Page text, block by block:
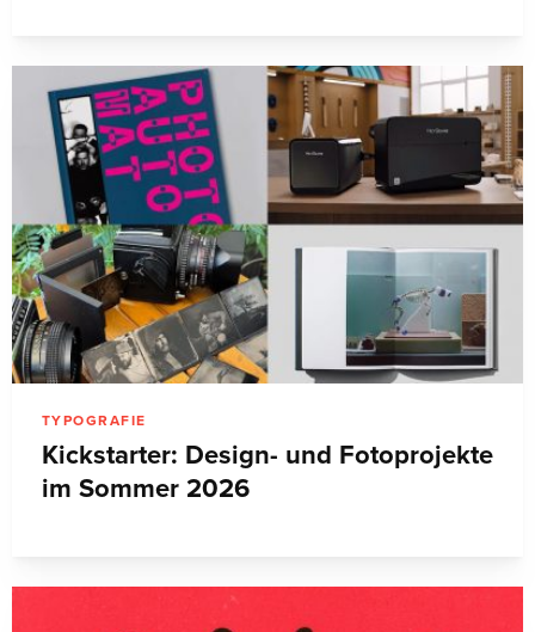
TYPOGRAFIE
Kickstarter: Design- und Fotoprojekte
im Sommer 2026